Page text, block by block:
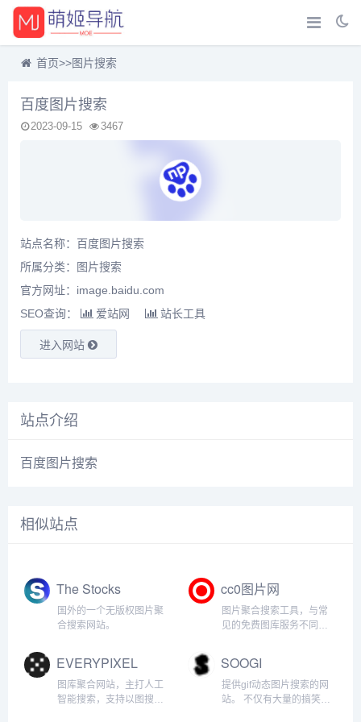
首页>>图片搜索
百度图片搜索
2023-09-15 3467
站点名称：百度图片搜索
所属分类：
图片搜索
官方网址：image.baidu.com
SEO查询：
爱站网 站长工具
进入网站
站点介绍
百度图片搜索
相似站点
The Stocks
国外的一个无版权图片聚
合搜索网站。
cc0图片网
图片聚合搜索工具，与常
见的免费图库服务不同，
库来源的功能
EVERYPIXEL
图库聚合网站，主打人工
智能搜索，支持以图搜图
SOOGI
提供gif动态图片搜索的网
站。 不仅有大量的搞笑、